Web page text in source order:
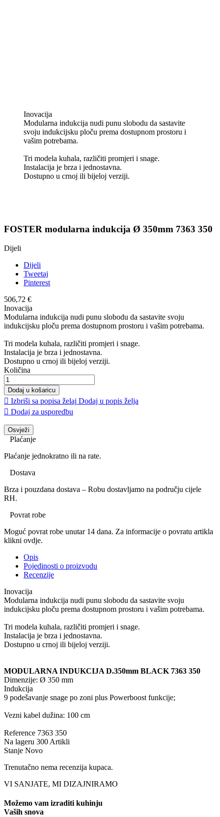
Inovacija
Modularna indukcija nudi punu slobodu da sastavite
svoju indukcijsku ploču prema dostupnom prostoru i
vašim potrebama.
Tri modela kuhala, različiti promjeri i snage.
Instalacija je brza i jednostavna.
Dostupno u crnoj ili bijeloj verziji.
FOSTER modularna indukcija Ø 350mm 7363 350
Dijeli
Dijeli
Tweetaj
Pinterest
506,72 €
Inovacija
Modularna indukcija nudi punu slobodu da sastavite svoju
indukcijsku ploču prema dostupnom prostoru i vašim potrebama.
Tri modela kuhala, različiti promjeri i snage.
Instalacija je brza i jednostavna.
Dostupno u crnoj ili bijeloj verziji.
Količina
Dodaj u košaricu
 Izbriši sa popisa želaj Dodaj u popis želja
 Dodaj za usporedbu
Plaćanje
Plaćanje jednokratno ili na rate.
Dostava
Brza i pouzdana dostava – Robu dostavljamo na području cijele
RH.
Povrat robe
Moguć povrat robe unutar 14 dana. Za informacije o povratu artikla
klikni ovdje.
Opis
Pojedinosti o proizvodu
Recenzije
Inovacija
Modularna indukcija nudi punu slobodu da sastavite svoju
indukcijsku ploču prema dostupnom prostoru i vašim potrebama.
Tri modela kuhala, različiti promjeri i snage.
Instalacija je brza i jednostavna.
Dostupno u crnoj ili bijeloj verziji.
MODULARNA INDUKCIJA D.350mm BLACK 7363 350
Dimenzije: Ø 350 mm
Indukcija
9 podešavanje snage po zoni plus Powerboost funkcije;
Vezni kabel dužina: 100 cm
Reference 7363 350
Na lageru 300 Artikli
Stanje Novo
Trenutačno nema recenzija kupaca.
VI SANJATE, MI DIZAJNIRAMO
Možemo vam izraditi kuhinju
Vaših snova